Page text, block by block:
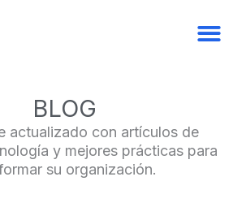
BLOG
actualizado con artículos de
y mejores prácticas para
su organización.